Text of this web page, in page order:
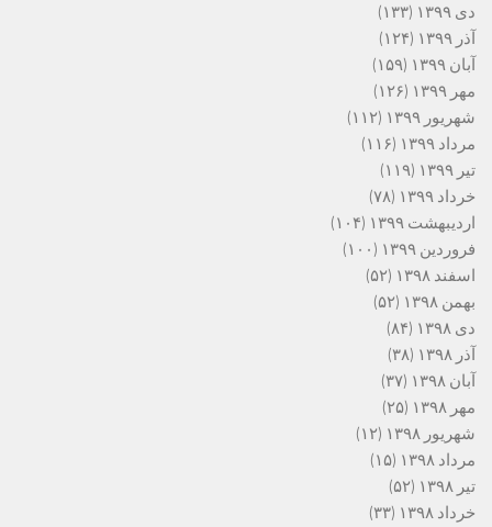
دی ۱۳۹۹
(۱۳۳)
آذر ۱۳۹۹
(۱۲۴)
آبان ۱۳۹۹
(۱۵۹)
مهر ۱۳۹۹
(۱۲۶)
شهریور ۱۳۹۹
(۱۱۲)
مرداد ۱۳۹۹
(۱۱۶)
تیر ۱۳۹۹
(۱۱۹)
خرداد ۱۳۹۹
(۷۸)
اردیبهشت ۱۳۹۹
(۱۰۴)
فروردین ۱۳۹۹
(۱۰۰)
اسفند ۱۳۹۸
(۵۲)
بهمن ۱۳۹۸
(۵۲)
دی ۱۳۹۸
(۸۴)
آذر ۱۳۹۸
(۳۸)
آبان ۱۳۹۸
(۳۷)
مهر ۱۳۹۸
(۲۵)
شهریور ۱۳۹۸
(۱۲)
مرداد ۱۳۹۸
(۱۵)
تیر ۱۳۹۸
(۵۲)
خرداد ۱۳۹۸
(۳۳)